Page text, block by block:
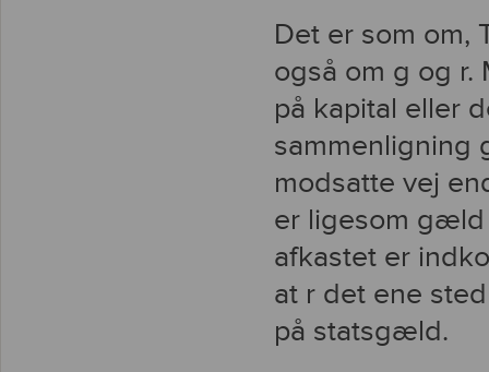
Det er som om,
også om g og r.
på kapital eller
sammenligning
modsatte vej
er ligesom
afkastet er
at r det ene
på statsgæld.